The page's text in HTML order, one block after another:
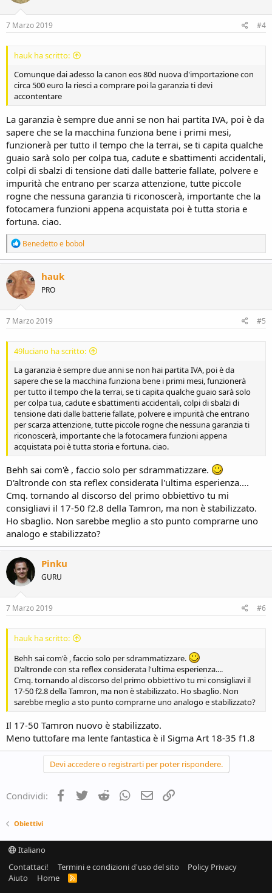
7 Marzo 2019 #4
hauk ha scritto:
Comunque dai adesso la canon eos 80d nuova d'importazione con
circa 500 euro la riesci a comprare poi la garanzia ti devi
accontentare
La garanzia è sempre due anni se non hai partita IVA, poi è da
sapere che se la macchina funziona bene i primi mesi,
funzionerà per tutto il tempo che la terrai, se ti capita qualche
guaio sarà solo per colpa tua, cadute e sbattimenti accidentali,
colpi di sbalzi di tensione dati dalle batterie fallate, polvere e
impurità che entrano per scarza attenzione, tutte piccole
rogne che nessuna garanzia ti riconoscerà, importante che la
fotocamera funzioni appena acquistata poi è tutta storia e
fortuna. ciao.
R
e
a
c
t
i
o
n
s
Benedettoe bobol
hauk
PRO
7 Marzo 2019 #5
49luciano ha scritto:
La garanzia è sempre due anni se non hai partita IVA, poi è da
sapere che se la macchina funziona bene i primi mesi, funzionerà
per tutto il tempo che la terrai, se ti capita qualche guaio sarà solo
per colpa tua, cadute e sbattimenti accidentali, colpi di sbalzi di
tensione dati dalle batterie fallate, polvere e impurità che entrano
per scarza attenzione, tutte piccole rogne che nessuna garanzia ti
riconoscerà, importante che la fotocamera funzioni appena
acquistata poi è tutta storia e fortuna. ciao.
Behh sai com'è , faccio solo per sdrammatizzare.
D'altronde con sta reflex considerata l'ultima esperienza....
Cmq. tornando al discorso del primo obbiettivo tu mi
consigliavi il 17-50 f2.8 della Tamron, ma non è stabilizzato.
Ho sbaglio. Non sarebbe meglio a sto punto comprarne uno
analogo e stabilizzato?
Pinku
GURU
7 Marzo 2019 #6
hauk ha scritto:
Behh sai com'è , faccio solo per sdrammatizzare.
D'altronde con sta reflex considerata l'ultima esperienza....
Cmq. tornando al discorso del primo obbiettivo tu mi consigliavi il
17-50 f2.8 della Tamron, ma non è stabilizzato. Ho sbaglio. Non
sarebbe meglio a sto punto comprarne uno analogo e stabilizzato?
Il 17-50 Tamron nuovo è stabilizzato.
Meno tuttofare ma lente fantastica è il Sigma Art 18-35 f1.8
Devi accedere o registrarti per poter rispondere.
Condividi: Facebook
TwitterReddit WhatsApp
e-mailLink
Obiettivi
Italiano
Contattaci!
Termini e condizioni d'uso del sito
Policy Privacy
Aiuto
Home
R